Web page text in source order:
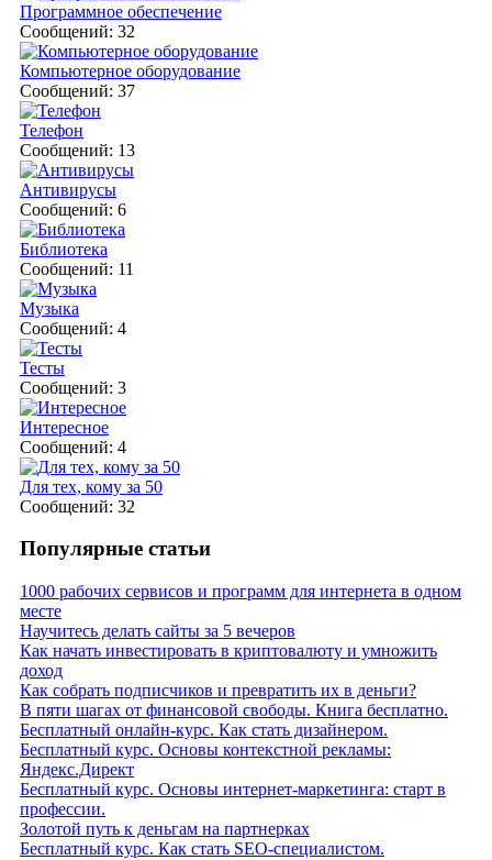
Программное обеспечение
Сообщений: 32
Компьютерное оборудование
Сообщений: 37
Телефон
Сообщений: 13
Антивирусы
Сообщений: 6
Библиотека
Сообщений: 11
Музыка
Сообщений: 4
Тесты
Сообщений: 3
Интересное
Сообщений: 4
Для тех, кому за 50
Сообщений: 32
Популярные статьи
1000 рабочих сервисов и программ для интернета в одном
месте
Научитесь делать сайты за 5 вечеров
Как начать инвестировать в криптовалюту и умножить
доход
Как собрать подписчиков и превратить их в деньги?
В пяти шагах от финансовой свободы. Книга бесплатно.
Бесплатный онлайн-курс. Как стать дизайнером.
Бесплатный курс. Основы контекстной рекламы:
Яндекс.Директ
Бесплатный курс. Основы интернет-маркетинга: старт в
профессии.
Золотой путь к деньгам на партнерках
Бесплатный курс. Как стать SEO‑специалистом.